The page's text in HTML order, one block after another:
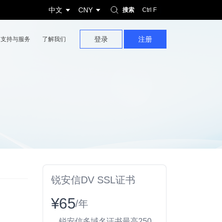
中文 CNY 搜索 Ctrl F
支持与服务 了解我们 登录 注册
锐安信DV SSL证书
¥65/年